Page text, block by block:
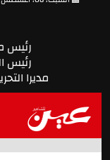
رئيس
رئيس
مديرا